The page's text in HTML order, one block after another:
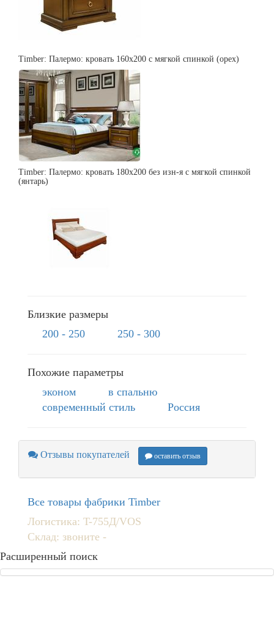
Timber: Палермо: кровать 160х200 с мягкой спинкой (орех)
Timber: Палермо: кровать 180х200 без изн-я с мягкой спинкой
(янтарь)
Близкие размеры
200 - 250
250 - 300
Похожие параметры
эконом
в спальню
современный стиль
Россия
Отзывы покупателей оставить отзыв
Все товары фабрики Timber
Логистика: T-755Д/VOS
Склад: звоните -
Расширенный поиск